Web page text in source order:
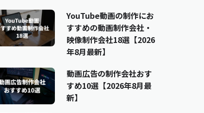
YouTube動画の制作にお
すすめの動画制作会社・
映像制作会社18選【2026
年8月最新】
動画広告の制作会社おす
すめ10選【2026年8月最
新】